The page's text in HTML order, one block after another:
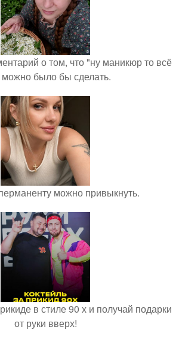
о том, что "ну маникюр то всё
можно было бы сделать.
можно привыкнуть.
в стиле 90 х и получай подарки
от руки вверх!